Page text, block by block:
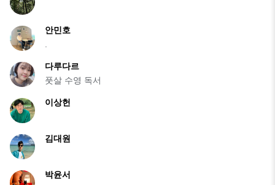
안민호
다루다르
풋살 수영 독서
이상헌
김대원
박윤서